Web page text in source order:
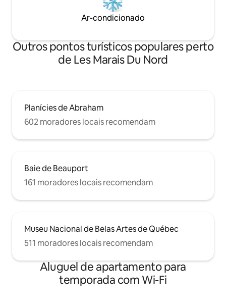
Ar-condicionado
Outros pontos turísticos populares perto
de Les Marais Du Nord
Planícies de Abraham
602 moradores locais recomendam
Baie de Beauport
161 moradores locais recomendam
Museu Nacional de Belas Artes de Québec
511 moradores locais recomendam
Aluguel de apartamento para
temporada com Wi-Fi